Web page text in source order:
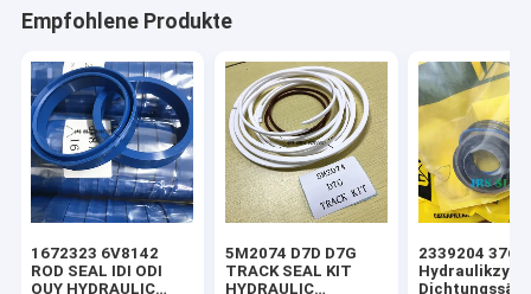
Empfohlene Produkte
1672323 6V8142
ROD SEAL IDI ODI
OUY HYDRAULIC
5M2074 D7D D7G
TRACK SEAL KIT
HYDRAULIC
2339204